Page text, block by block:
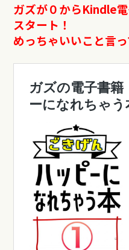
ガズが０からKindle
スタート！
めっちゃいいこと言